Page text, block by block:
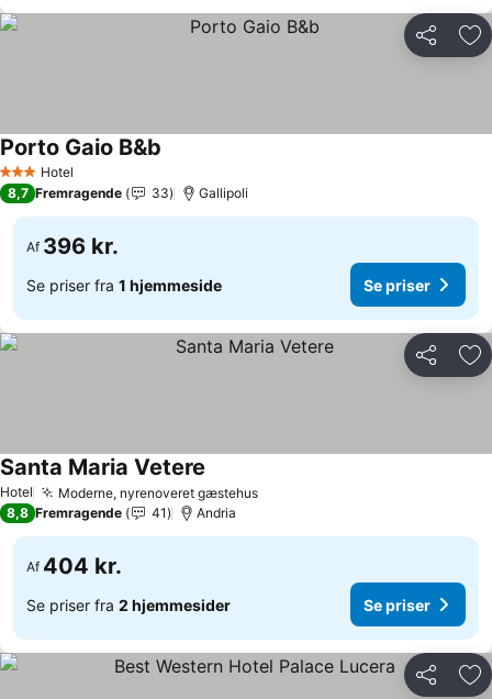
Del
3 StjernerHotel
Porto Gaio B&b
8,7 Fremragende 33 Gallipoli
Af 396 kr.
Se priser fra 1 hjemmeside Se priser
Del
Hotel Moderne, nyrenoveret gæstehusSe priser
Santa Maria Vetere
8,8 Fremragende 41 Andria
Af 404 kr.
Se priser fra 2 hjemmesider Se priser
Del